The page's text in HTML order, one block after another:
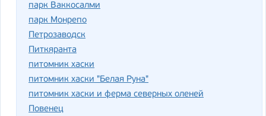
парк Ваккосалми
парк Монрепо
Петрозаводск
Питкяранта
питомник хаски
питомник хаски "Белая Руна"
питомник хаски и ферма северных оленей
Повенец